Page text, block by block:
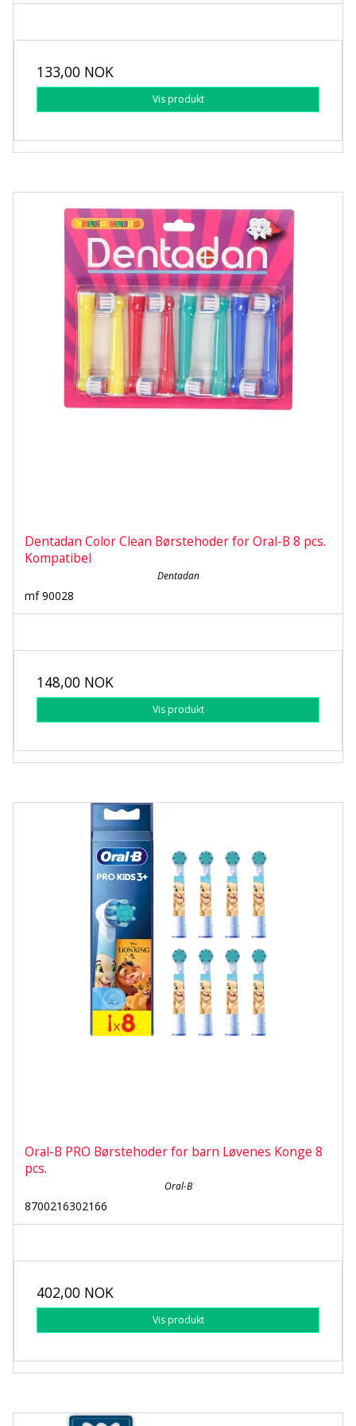
133,00 NOK
Vis produkt
Dentadan Color Clean Børstehoder for Oral-B 8 pcs.
Kompatibel
Dentadan
mf 90028
148,00 NOK
Vis produkt
Oral-B PRO Børstehoder for barn Løvenes Konge 8
pcs.
Oral-B
8700216302166
402,00 NOK
Vis produkt